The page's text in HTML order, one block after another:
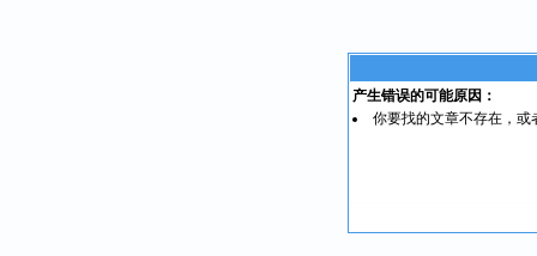
产生错误的可能原因：
你要找的文章不存在，或